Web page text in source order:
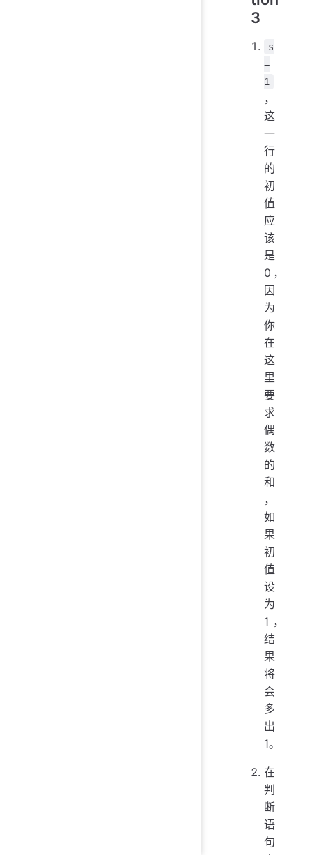
3
s
=
1
，
这
一
行
的
初
值
应
该
是
0，
因
为
你
在
这
里
要
求
偶
数
的
和
，
如
果
初
值
设
为
1，
结
果
将
会
多
出
1。
在
判
断
语
句